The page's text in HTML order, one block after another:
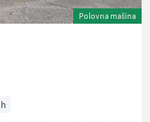
Polovna mašina